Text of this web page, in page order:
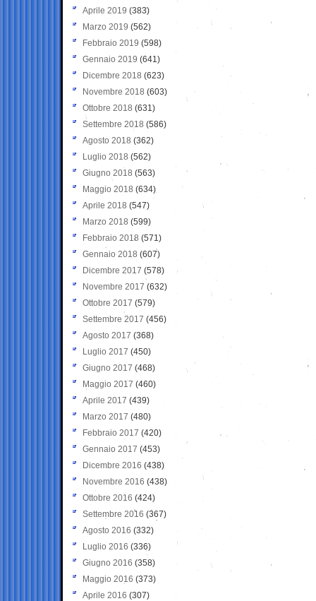
Aprile 2019 (383)
Marzo 2019 (562)
Febbraio 2019 (598)
Gennaio 2019 (641)
Dicembre 2018 (623)
Novembre 2018 (603)
Ottobre 2018 (631)
Settembre 2018 (586)
Agosto 2018 (362)
Luglio 2018 (562)
Giugno 2018 (563)
Maggio 2018 (634)
Aprile 2018 (547)
Marzo 2018 (599)
Febbraio 2018 (571)
Gennaio 2018 (607)
Dicembre 2017 (578)
Novembre 2017 (632)
Ottobre 2017 (579)
Settembre 2017 (456)
Agosto 2017 (368)
Luglio 2017 (450)
Giugno 2017 (468)
Maggio 2017 (460)
Aprile 2017 (439)
Marzo 2017 (480)
Febbraio 2017 (420)
Gennaio 2017 (453)
Dicembre 2016 (438)
Novembre 2016 (438)
Ottobre 2016 (424)
Settembre 2016 (367)
Agosto 2016 (332)
Luglio 2016 (336)
Giugno 2016 (358)
Maggio 2016 (373)
Aprile 2016 (307)